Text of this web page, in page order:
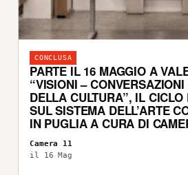
CONCLUSA
PARTE IL 16 MAGGIO A
“VISIONI –
DELLA CULTURA”, IL CICLO
SUL SISTEMA DELL’ARTE
IN PUGLIA A CURA DI
Camera 11
il 16 Mag